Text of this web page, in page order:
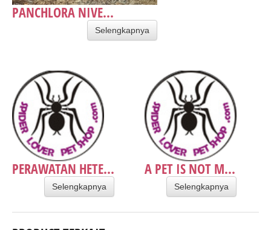
PANCHLORA NIVE...
Selengkapnya
PERAWATAN HETE...
Selengkapnya
A PET IS NOT M...
Selengkapnya